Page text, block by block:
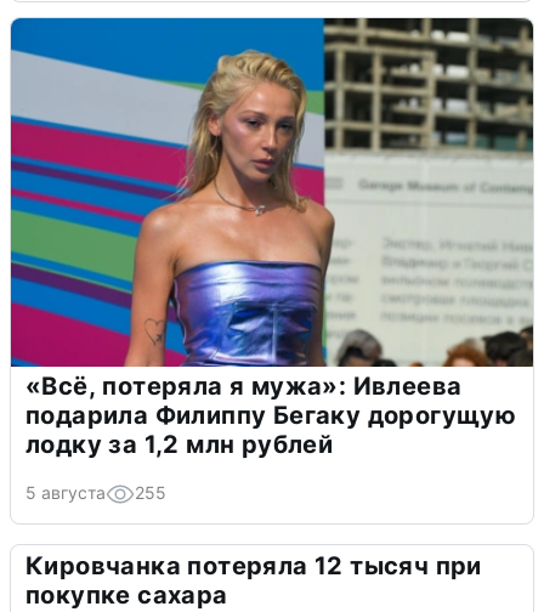
«Всё, потеряла я мужа»: Ивлеева
подарила Филиппу Бегаку дорогущую
лодку за 1,2 млн рублей
5 августа 255
Кировчанка потеряла 12 тысяч при
покупке сахара